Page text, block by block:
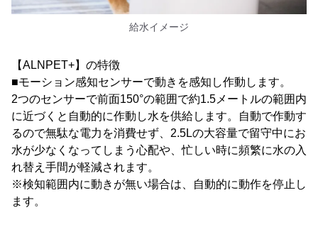
給水イメージ
【ALNPET+】の特徴
■モーション感知センサーで動きを感知し作動します。
2つのセンサーで前面150°の範囲で約1.5メートルの範囲内
に近づくと自動的に作動し水を供給します。自動で作動す
るので無駄な電力を消費せず、2.5Lの大容量で留守中にお
水が少なくなってしまう心配や、忙しい時に頻繁に水の入
れ替え手間が軽減されます。
※検知範囲内に動きが無い場合は、自動的に動作を停止し
ます。